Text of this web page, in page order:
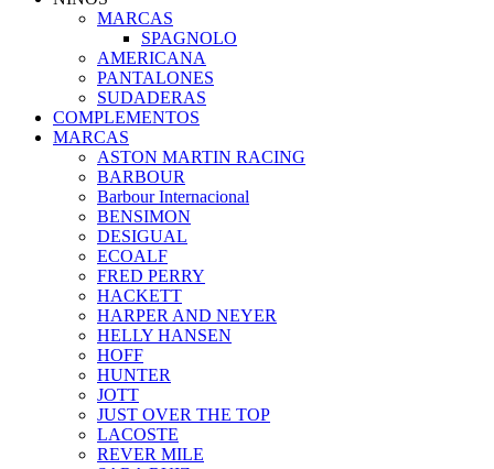
MARCAS
SPAGNOLO
AMERICANA
PANTALONES
SUDADERAS
COMPLEMENTOS
MARCAS
ASTON MARTIN RACING
BARBOUR
Barbour Internacional
BENSIMON
DESIGUAL
ECOALF
FRED PERRY
HACKETT
HARPER AND NEYER
HELLY HANSEN
HOFF
HUNTER
JOTT
JUST OVER THE TOP
LACOSTE
REVER MILE